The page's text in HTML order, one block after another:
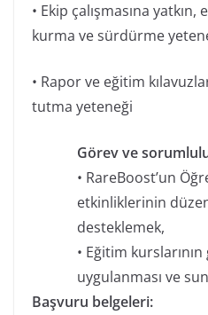
• Ekip çalışmasına
kurma ve sürdürme
• Rapor ve eğitim
tutma yeteneği
Görev ve
• RareBoost’un
etkinliklerinin
desteklemek,
• Eğitim
uygulanması ve
Başvuru belgeleri: